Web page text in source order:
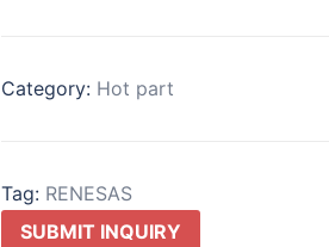
Category: Hot part
Tag: RENESAS
SUBMIT INQUIRY